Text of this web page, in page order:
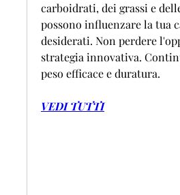
carboidrati, dei grassi e
possono influenzare la tua
desiderati. Non perdere
strategia innovativa.
peso efficace e duratura.
VEDI TUTTI